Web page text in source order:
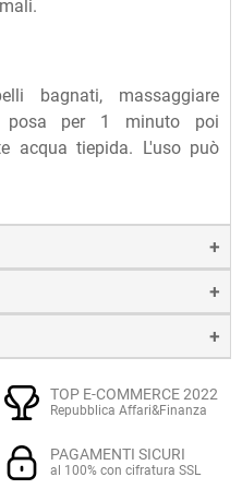
bagnati, massaggiare
posa per 1 minuto poi
acqua tiepida. L'uso può
entro 24 ore dall'ordine
corriere SDA.
riceverai una e-mail di
alla tracciatura online
verificare in tempo reale lo
server sicuro Paypal.
TOP E-COMMERCE 2022
Repubblica Affari&Finanza
PAGAMENTI SICURI
al 100% con cifratura SSL